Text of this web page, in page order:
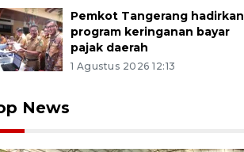
Pemkot Tangerang hadirkan
program keringanan bayar
pajak daerah
1 Agustus 2026 12:13
News